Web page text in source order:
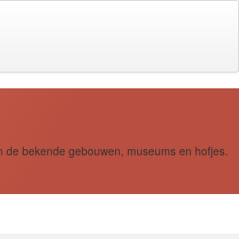
bekende gebouwen, museums en hofjes.